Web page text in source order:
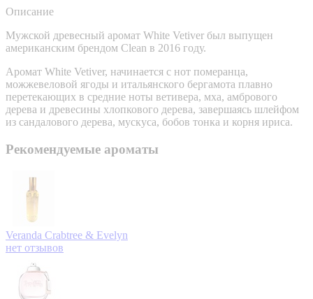
Описание
Мужской древесный аромат White Vetiver был выпущен
американским брендом Clean в 2016 году.
Аромат White Vetiver, начинается с нот померанца,
можжевеловой ягоды и итальянского бергамота плавно
перетекающих в средние ноты ветивера, мха, амбрового
дерева и древесины хлопкового дерева, завершаясь шлейфом
из сандалового дерева, мускуса, бобов тонка и корня ириса.
Рекомендуемые ароматы
Veranda Crabtree & Evelyn
нет отзывов